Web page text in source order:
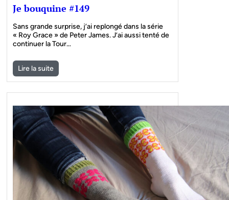
Je bouquine #149
Sans grande surprise, j’ai replongé dans la série
« Roy Grace » de Peter James. J’ai aussi tenté de
continuer la Tour…
Lire la suite